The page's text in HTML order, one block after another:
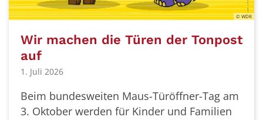
© WDR
Wir machen die Türen der Tonpost
auf
1. Juli 2026
Beim bundesweiten Maus-Türöffner-Tag am
3. Oktober werden für Kinder und Familien